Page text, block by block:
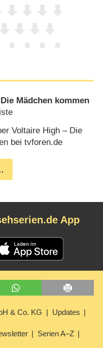
Mädchen kommen
Voltaire High – Die
bei tvforen.de
App
& Co. KG Updates
Serien A–Z